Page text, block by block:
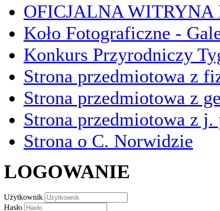
OFICJALNA
Koło Fotograficzne -
Konkurs Przyrodniczy
Strona przedmiotowa z
Strona przedmiotowa z
Strona przedmiotowa z j.
Strona o C. Norwidzie
LOGOWANIE
Użytkownik
Hasło